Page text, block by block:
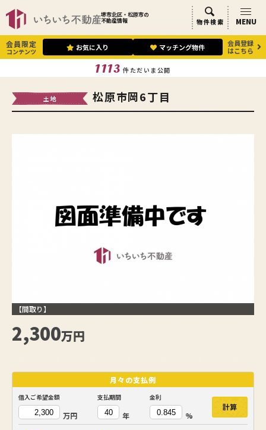
堺市北区・松原市の
不動産情報 物件検索 MENU
会員限定
コンテンツ お気に入り マッチング物件
会員登録
はこちら
1113 件ただいま公開
土地 松原市岡6丁目
【間取り】
2,300万円
月々の支払例
借入ご希望金額
万円
支払期間
年
金利
%
計算